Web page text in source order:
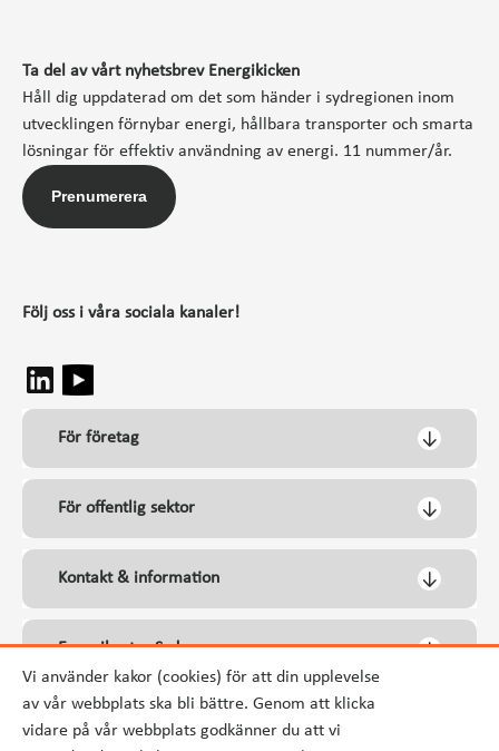
Vi använder kakor (cookies) för att din upplevelse
av vår webbplats ska bli bättre. Genom att klicka
vidare på vår webbplats godkänner du att vi
Ta del av vårt nyhetsbrev Energikicken
Håll dig uppdaterad om det som händer i sydregionen inom
utvecklingen förnybar energi, hållbara transporter och smarta
lösningar för effektiv användning av energi. 11 nummer/år.
Prenumerera
Följ oss i våra sociala kanaler!
För företag
För offentlig sektor
Kontakt & information
Energikontor Syd